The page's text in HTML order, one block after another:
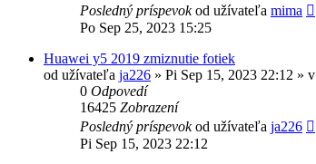
Posledný príspevokod užívateľa mima
Po Sep 25, 2023 15:25
Huawei y5 2019 zmiznutie fotiek
od užívateľa ja226 » Pi Sep 15, 2023 22:12 » v
0 Odpovedí
16425 Zobrazení
Posledný príspevokod užívateľa ja226
Pi Sep 15, 2023 22:12